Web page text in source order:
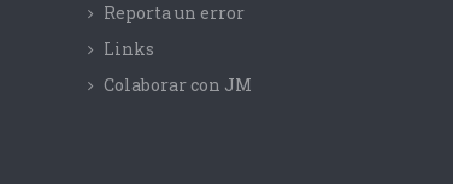
Reporta un error
Links
Colaborar con JM